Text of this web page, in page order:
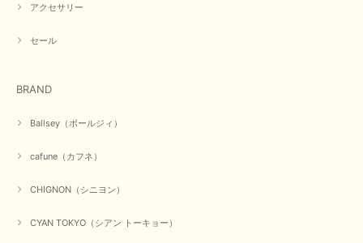
アクセサリー
セール
BRAND
Ballsey（ボールジィ）
cafune（カフネ）
CHIGNON（シニヨン）
CYAN TOKYO（シアン トーキョー）